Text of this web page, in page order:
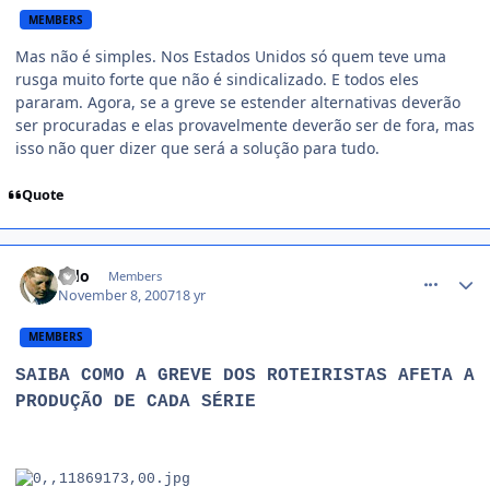
MEMBERS
Mas não é simples. Nos Estados Unidos só quem teve uma
rusga muito forte que não é sindicalizado. E todos eles
pararam. Agora, se a greve se estender alternativas deverão
ser procuradas e elas provavelmente deverão ser de fora, mas
isso não quer dizer que será a solução para tudo.
Quote
Odo Members
November 8, 200718 yr
MEMBERS
SAIBA COMO A GREVE DOS ROTEIRISTAS AFETA A
PRODUÇÃO DE CADA SÉRIE